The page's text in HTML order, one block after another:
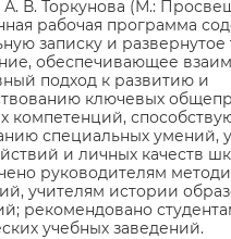
В. Торкунова (М.:
рабочая программа
записку и развернутое
обеспечивающее
подход к развитию и
ключевых
компетенций,
специальных умений,
и личных качеств
руководителям
учителям истории
рекомендовано
учебных заведений.